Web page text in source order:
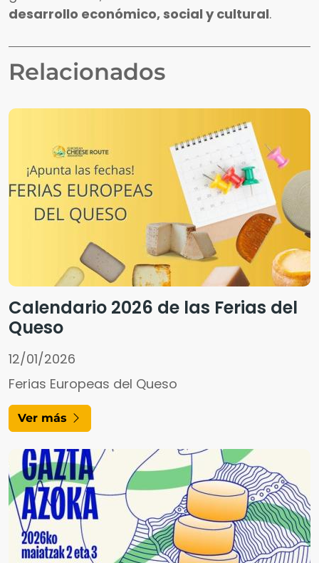
desarrollo económico, social y cultural.
Relacionados
Calendario 2026 de las Ferias del
Queso
12/01/2026
Ferias Europeas del Queso
Ver más